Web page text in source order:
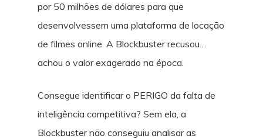
por 50 milhões de dólares para que
desenvolvessem uma plataforma de locação
de filmes online. A Blockbuster recusou…
achou o valor exagerado na época.
Consegue identificar o PERIGO da falta de
inteligência competitiva? Sem ela, a
Blockbuster não conseguiu analisar as